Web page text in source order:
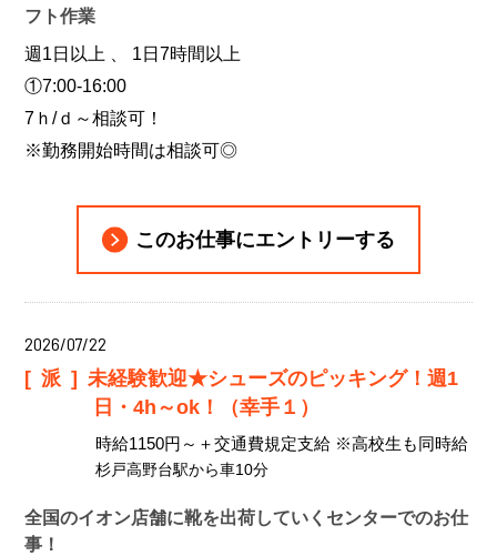
フト作業
週1日以上 、 1日7時間以上
①7:00-16:00
7ｈ/ｄ～相談可！
※勤務開始時間は相談可◎
このお仕事にエントリーする
2026/07/22
[派]未経験歓迎★シューズのピッキング！週1
日・4h～ok！（幸手１）
時給1150円～＋交通費規定支給 ※高校生も同時給
杉戸高野台駅から車10分
全国のイオン店舗に靴を出荷していくセンターでのお仕
事！